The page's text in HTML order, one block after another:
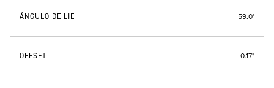
ÁNGULO DE LIE 59.0°
OFFSET 0.17"